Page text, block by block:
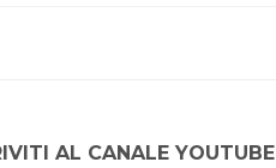
AL CANALE YOUTUBE